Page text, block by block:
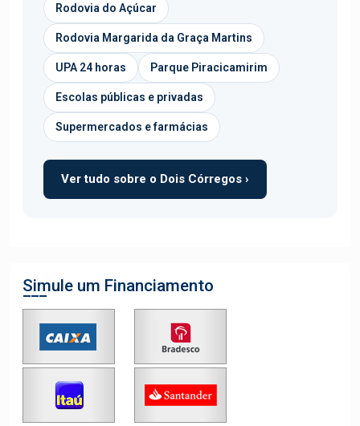
Rodovia do Açúcar
Rodovia Margarida da Graça Martins
UPA 24 horas Parque Piracicamirim
Escolas públicas e privadas
Supermercados e farmácias
Ver tudo sobre o Dois Córregos ›
Simule um Financiamento